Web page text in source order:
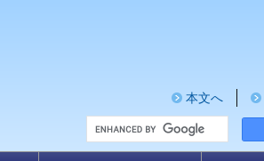
本文へ
G
o